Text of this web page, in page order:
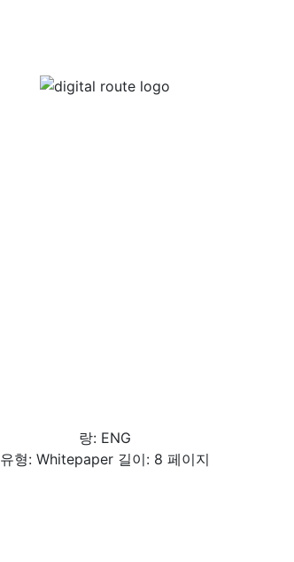
랑: ENG
유형: Whitepaper 길이: 8 페이지